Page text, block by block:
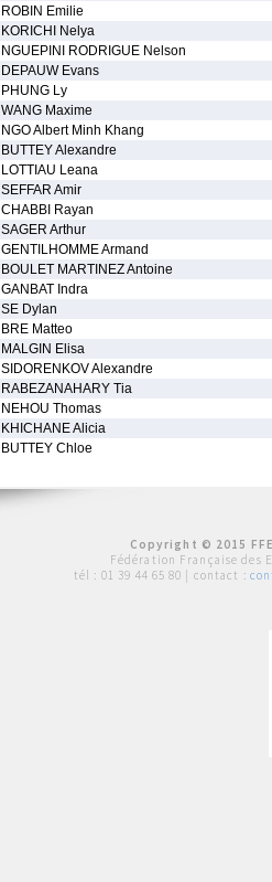
ROBIN Emilie
KORICHI Nelya
NGUEPINI RODRIGUE Nelson
DEPAUW Evans
PHUNG Ly
WANG Maxime
NGO Albert Minh Khang
BUTTEY Alexandre
LOTTIAU Leana
SEFFAR Amir
CHABBI Rayan
SAGER Arthur
GENTILHOMME Armand
BOULET MARTINEZ Antoine
GANBAT Indra
SE Dylan
BRE Matteo
MALGIN Elisa
SIDORENKOV Alexandre
RABEZANAHARY Tia
NEHOU Thomas
KHICHANE Alicia
BUTTEY Chloe
Copyright © 2015
Fédération Française des
tél : 01 39 44 65 80 | contact :